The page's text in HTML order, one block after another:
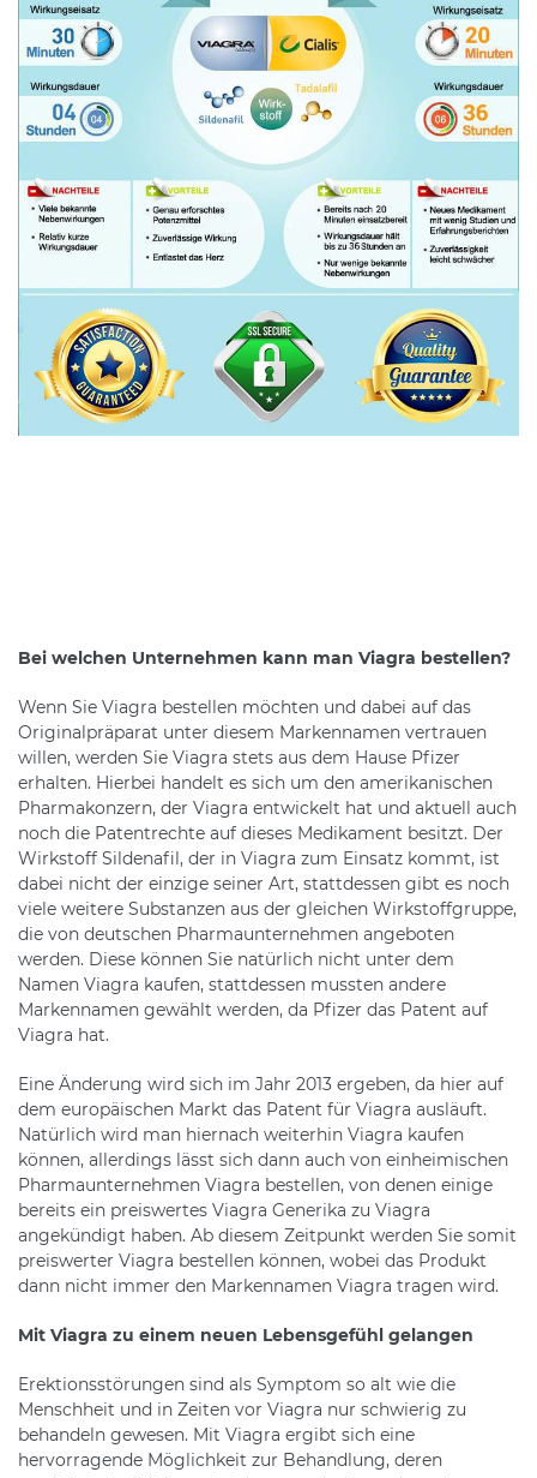
Bei welchen Unternehmen kann man Viagra bestellen?
Wenn Sie Viagra bestellen möchten und dabei auf das
Originalpräparat unter diesem Markennamen vertrauen
willen, werden Sie Viagra stets aus dem Hause Pfizer
erhalten. Hierbei handelt es sich um den amerikanischen
Pharmakonzern, der Viagra entwickelt hat und aktuell auch
noch die Patentrechte auf dieses Medikament besitzt. Der
Wirkstoff Sildenafil, der in Viagra zum Einsatz kommt, ist
dabei nicht der einzige seiner Art, stattdessen gibt es noch
viele weitere Substanzen aus der gleichen Wirkstoffgruppe,
die von deutschen Pharmaunternehmen angeboten
werden. Diese können Sie natürlich nicht unter dem
Namen Viagra kaufen, stattdessen mussten andere
Markennamen gewählt werden, da Pfizer das Patent auf
Viagra hat.
Eine Änderung wird sich im Jahr 2013 ergeben, da hier auf
dem europäischen Markt das Patent für Viagra ausläuft.
Natürlich wird man hiernach weiterhin Viagra kaufen
können, allerdings lässt sich dann auch von einheimischen
Pharmaunternehmen Viagra bestellen, von denen einige
bereits ein preiswertes Viagra Generika zu Viagra
angekündigt haben. Ab diesem Zeitpunkt werden Sie somit
preiswerter Viagra bestellen können, wobei das Produkt
dann nicht immer den Markennamen Viagra tragen wird.
Mit Viagra zu einem neuen Lebensgefühl gelangen
Erektionsstörungen sind als Symptom so alt wie die
Menschheit und in Zeiten vor Viagra nur schwierig zu
behandeln gewesen. Mit Viagra ergibt sich eine
hervorragende Möglichkeit zur Behandlung, deren